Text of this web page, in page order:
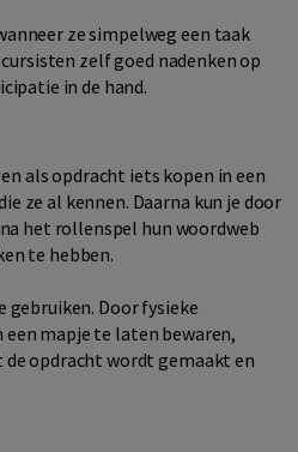
ze simpelweg een taak
zelf goed nadenken op
in de hand.
als opdracht iets kopen in een
ze al kennen. Daarna kun je door
het rollenspel hun woordweb
te hebben.
Door fysieke
mapje te laten bewaren,
opdracht wordt gemaakt en